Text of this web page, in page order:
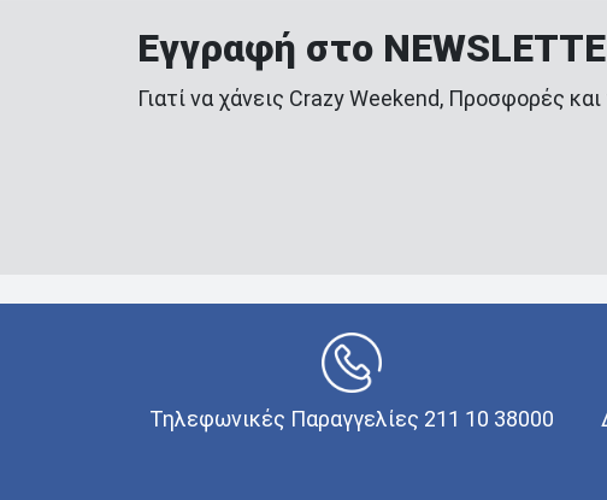
Εγγραφή στο
Γιατί να χάνεις Crazy Weekend, Προσφορές
Τηλεφωνικές Παραγγελίες 211 10 38000